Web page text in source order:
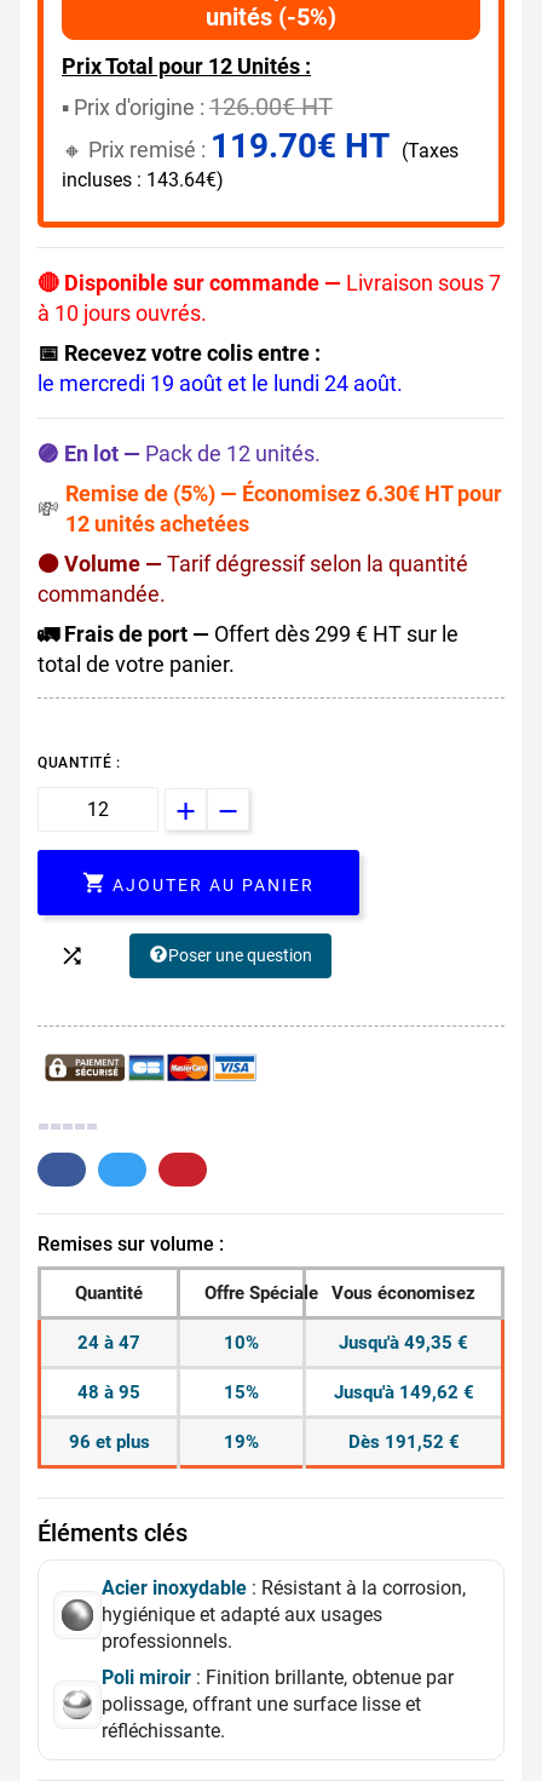
unités (-5%)
Prix Total pour 12 Unités :
▪️​ Prix d'origine : 126.00€ HT
🔸​​ Prix remisé : 119.70€ HT (Taxes
incluses : 143.64€)
🔴 Disponible sur commande — Livraison sous 7
à 10 jours ouvrés.
📅 Recevez votre colis entre :
le mercredi 19 août et le lundi 24 août.
🟣 En lot — Pack de 12 unités.
💸
Remise de (5%) — Économisez 6.30€ HT pour
12 unités achetées
🟠 Volume —Tarif dégressif selon la quantité
commandée.
🚛 Frais de port — Offert dès 299 € HT sur le
total de votre panier.
QUANTITÉ :
 AJOUTER AU PANIER
 Poser une question
Remises sur volume :
Quantité Offre Spéciale Vous économisez
24 à 47 10% Jusqu'à 49,35 €
48 à 95 15% Jusqu'à 149,62 €
96 et plus 19% Dès 191,52 €
Éléments clés
Acier inoxydable : Résistant à la corrosion,
hygiénique et adapté aux usages
professionnels.
Poli miroir : Finition brillante, obtenue par
polissage, offrant une surface lisse et
réfléchissante.